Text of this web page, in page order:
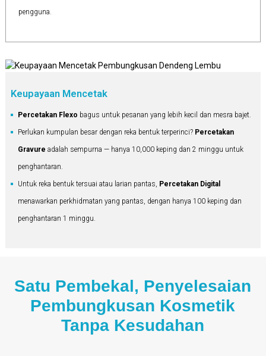
pengguna.
Keupayaan Mencetak
Percetakan Flexo bagus untuk pesanan yang lebih kecil dan mesra bajet.
Perlukan kumpulan besar dengan reka bentuk terperinci? Percetakan
Gravure adalah sempurna — hanya 10,000 keping dan 2 minggu untuk
penghantaran.
Untuk reka bentuk tersuai atau larian pantas, Percetakan Digital
menawarkan perkhidmatan yang pantas, dengan hanya 100 keping dan
penghantaran 1 minggu.
Satu Pembekal, Penyelesaian
Pembungkusan Kosmetik
Tanpa Kesudahan